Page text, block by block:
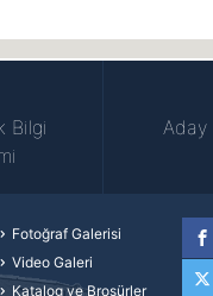
Bilgi
Aday
Fotoğraf Galerisi
Video Galeri
Katalog ve Broşürler